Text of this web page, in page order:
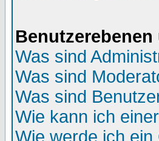
Was sind
Was sind
Was sind
Wie kann ich
Wie werde ich